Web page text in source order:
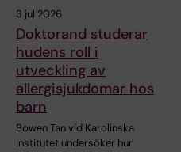
3 jul 2026
Doktorand studerar
hudens roll i
utveckling av
allergisjukdomar hos
barn
Bowen Tan vid Karolinska
Institutet undersöker hur